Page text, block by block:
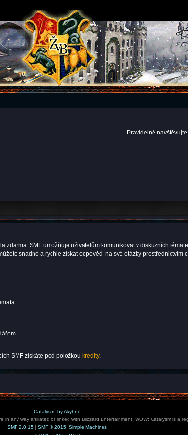
Pravidelně
SMF umožňuje uživatelům komunikovat v diskuzních
snadno a rychle získat odpovědi na své otázky prostřednictvím
SMF získáte pod položkoukredity.
Catalysm, by Akyhne
any way affiliated or linked with Blizzard Entertainment, WOW: Catalysm is a
SMF 2.0.15
SMF © 2015, Simple Machines